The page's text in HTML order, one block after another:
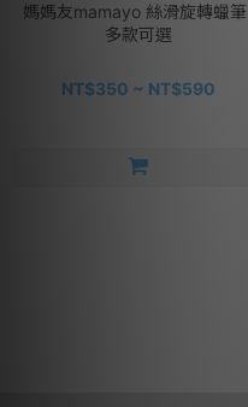
媽媽友mamayo 絲滑旋轉蠟
多款可選
NT$350 ~ NT$590